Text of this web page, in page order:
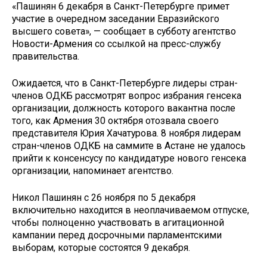
«Пашинян 6 декабря в Санкт-Петербурге примет
участие в очередном заседании Евразийского
высшего совета», — сообщает в субботу агентство
Новости-Армения со ссылкой на пресс-службу
правительства.
Ожидается, что в Санкт-Петербурге лидеры стран-
членов ОДКБ рассмотрят вопрос избрания генсека
организации, должность которого вакантна после
того, как Армения 30 октября отозвала своего
представителя Юрия Хачатурова. 8 ноября лидерам
стран-членов ОДКБ на саммите в Астане не удалось
прийти к консенсусу по кандидатуре нового генсека
организации, напоминает агентство.
Никол Пашинян с 26 ноября по 5 декабря
включительно находится в неоплачиваемом отпуске,
чтобы полноценно участвовать в агитационной
кампании перед досрочными парламентскими
выборам, которые состоятся 9 декабря.